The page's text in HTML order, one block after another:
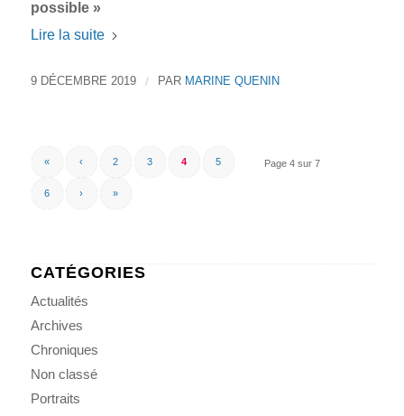
possible »
Lire la suite
9 DÉCEMBRE 2019 / PAR MARINE QUENIN
Page 4 sur 7
« ‹ 2 3 4 5
6 › »
CATÉGORIES
Actualités
Archives
Chroniques
Non classé
Portraits